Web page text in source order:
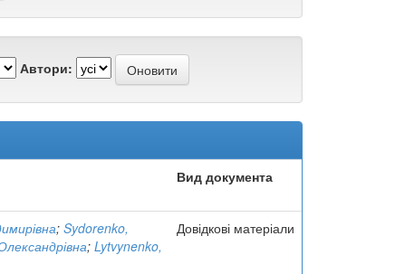
Автори:
Вид документа
; Sydorenko,
; Lytvynenko,
Довідкові матеріали